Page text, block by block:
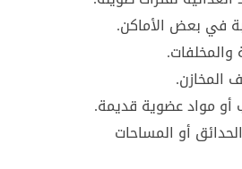
في بعض الأماكن.
والمخلفات.
المخازن.
أو مواد عضوية قديمة.
أو المساحات